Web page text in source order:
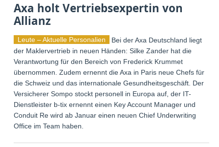
Axa holt Vertriebsexpertin von
Allianz
Leute – Aktuelle Personalien
Bei der Axa Deutschland liegt
der Maklervertrieb in neuen Händen: Silke Zander hat die
Verantwortung für den Bereich von Frederick Krummet
übernommen. Zudem ernennt die Axa in Paris neue Chefs für
die Schweiz und das internationale Gesundheitsgeschäft. Der
Versicherer Sompo stockt personell in Europa auf, der IT-
Dienstleister b-tix ernennt einen Key Account Manager und
Conduit Re wird ab Januar einen neuen Chief Underwriting
Office im Team haben.